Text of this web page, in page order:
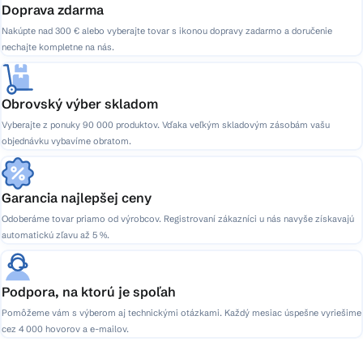
Doprava zdarma
Nakúpte nad 300 € alebo vyberajte tovar s ikonou dopravy zadarmo a doručenie
nechajte kompletne na nás.
Obrovský výber skladom
Vyberajte z ponuky 90 000 produktov. Vďaka veľkým skladovým zásobám vašu
objednávku vybavíme obratom.
Garancia najlepšej ceny
Odoberáme tovar priamo od výrobcov. Registrovaní zákazníci u nás navyše získavajú
automatickú zľavu až 5 %.
Podpora, na ktorú je spoľah
Pomôžeme vám s výberom aj technickými otázkami. Každý mesiac úspešne vyriešime
cez 4 000 hovorov a e-mailov.